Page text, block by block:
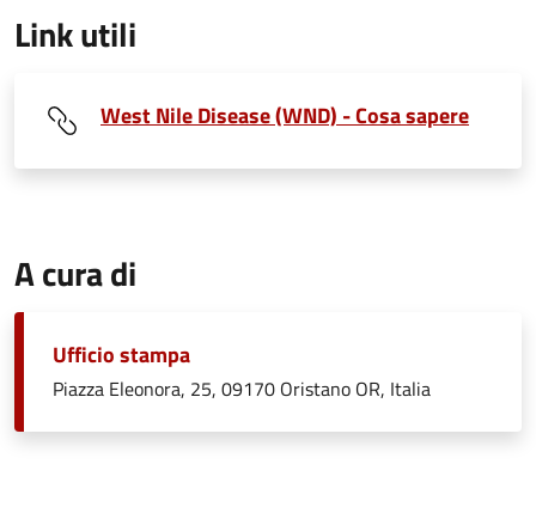
Link utili
West Nile Disease (WND) - Cosa sapere
A cura di
Ufficio stampa
Piazza Eleonora, 25, 09170 Oristano OR, Italia